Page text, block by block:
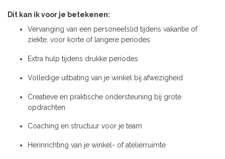
Dit kan ik voor je betekenen:
Vervanging van een personeelslid tijdens vakantie of
ziekte, voor korte of langere periodes
Extra hulp tijdens drukke periodes
Volledige uitbating van je winkel bij afwezigheid
Creatieve en praktische ondersteuning bij grote
opdrachten
Coaching en structuur voor je team
Herinrichting van je winkel- of atelierruimte